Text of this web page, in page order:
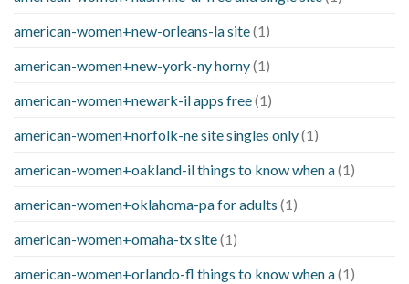
american-women+new-orleans-la site(1)
american-women+new-york-ny horny(1)
american-women+newark-il apps free(1)
american-women+norfolk-ne site singles only(1)
american-women+oakland-il things to know when a(1)
american-women+oklahoma-pa for adults (1)
american-women+omaha-tx site(1)
american-women+orlando-fl things to know when a(1)